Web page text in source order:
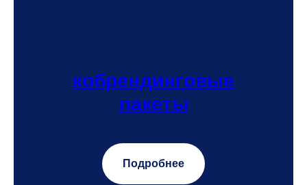
кобрендинговые
пакеты
Подробнее